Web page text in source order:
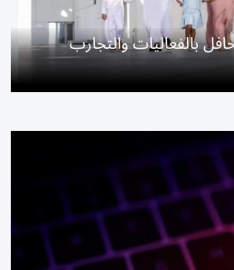
بالفعاليات والتجارب